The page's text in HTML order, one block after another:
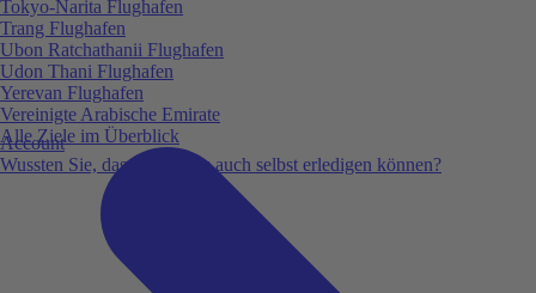
Account
Wussten Sie, dass Sie vieles auch selbst erledigen können?
Tokyo-Narita Flughafen
Trang Flughafen
Ubon Ratchathanii Flughafen
Udon Thani Flughafen
Yerevan Flughafen
Vereinigte Arabische Emirate
Alle Ziele im Überblick